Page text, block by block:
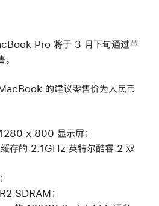
Pro 将于 3 月下旬通过苹
的建议零售价为人民币
x 800 显示屏；
存的 2.1GHz 英特尔酷睿 2 双
SDRAM；